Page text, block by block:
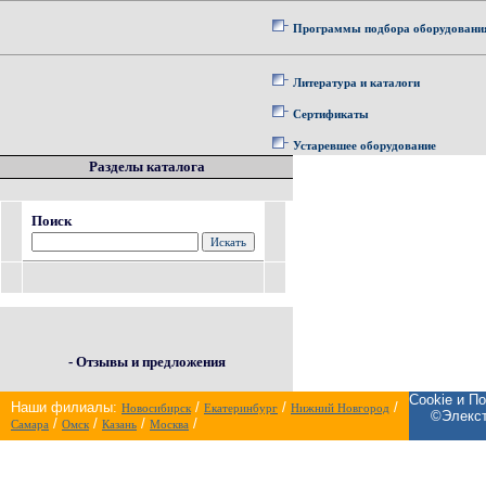
Программы подбора
Литература и каталоги
Сертификаты
Устаревшее оборудование
Разделы каталога
Поиск
- Отзывы и предложения
Наши филиалы: Новосибирск/ Екатеринбург / Нижний Новгород /
Самара / Омск/ Казань / Москва /
Cookie и